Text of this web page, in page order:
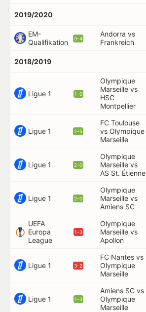
2019/2020
EM-
Qualifikation
0-4
Andorra vs
Frankreich
2018/2019
Ligue 1 1-0
Olympique
Marseille vs
HSC
Montpellier
Ligue 1 2-5
FC Toulouse
vs Olympique
Marseille
Ligue 1 2-0
Olympique
Marseille vs
AS St. Étienne
Ligue 1 2-0
Olympique
Marseille vs
Amiens SC
UEFA
Europa
League
1-3
Olympique
Marseille vs
Apollon
Ligue 1 3-2
FC Nantes vs
Olympique
Marseille
Ligue 1 1-3
Amiens SC vs
Olympique
Marseille